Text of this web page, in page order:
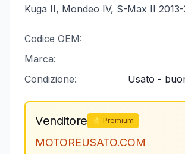
Kuga II, Mondeo IV, S-Max II 2013-
Codice OEM:
Marca:
Condizione:
Usato -
Venditore ⭐ Premium
MOTOREUSATO.COM